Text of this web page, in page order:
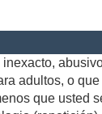
adultos, o
que usted